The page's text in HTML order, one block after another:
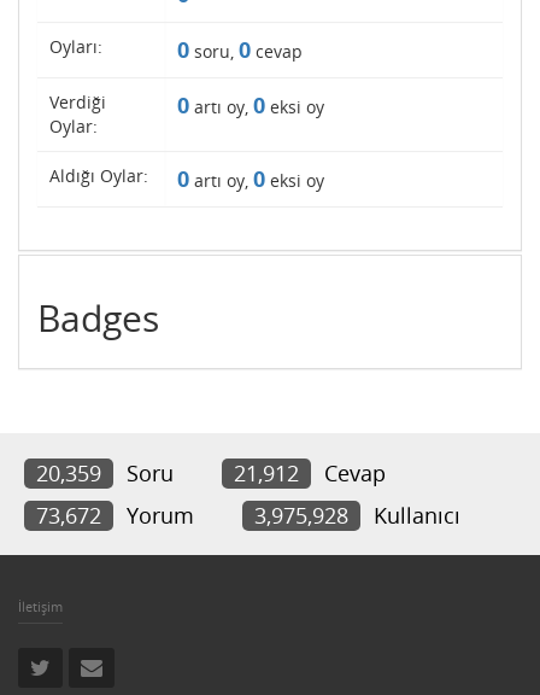
Oyları: 0 soru, 0 cevap
Verdiği
Oylar:
0 artı oy, 0 eksi oy
Aldığı Oylar: 0 artı oy, 0 eksi oy
Badges
20,359 Soru 21,912
Cevap
73,672
Yorum 3,975,928 Kullanıcı
İletişim